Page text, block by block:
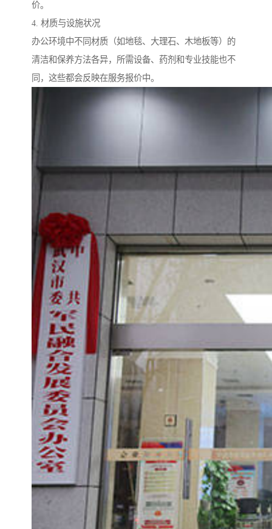
价。
4. 材质与设施状况
办公环境中不同材质（如地毯、大理石、木地板等）的
清洁和保养方法各异，所需设备、药剂和专业技能也不
同，这些都会反映在服务报价中。